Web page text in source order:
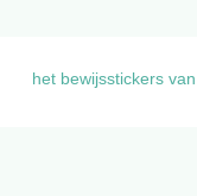
het bewijsstickers